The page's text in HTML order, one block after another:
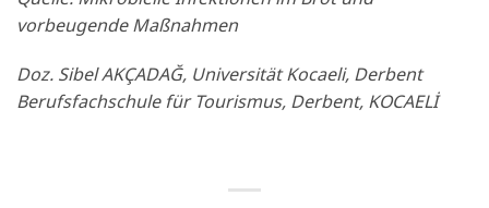
vorbeugende Maßnahmen
Doz. Sibel AKÇADAĞ, Universität Kocaeli, Derbent
Berufsfachschule für Tourismus, Derbent, KOCAELİ